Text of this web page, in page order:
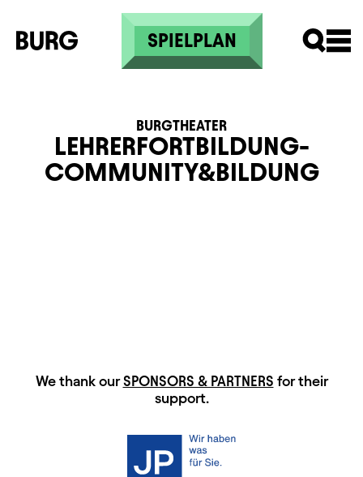
Skip to main content
SPIELPLAN
LEHRERFORTBILDUNG-
COMMUNITY&BILDUNG
BURGTHEATER
HAUPTSPONSOREN
We thank ourSPONSORS & PARTNERS for their
support.